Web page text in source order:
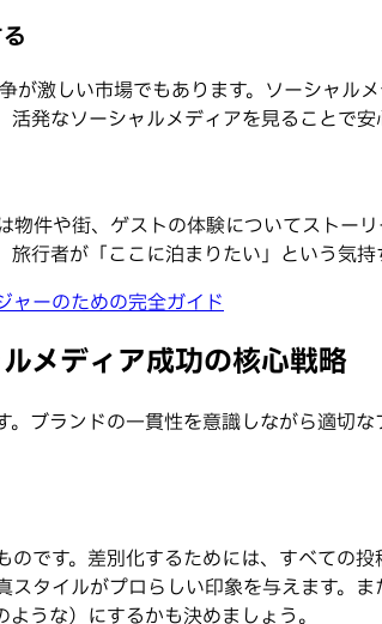
激しい市場でもあります。ソーシャル
発なソーシャルメディアを見ることで安
件や街、ゲストの体験についてストー
行者が「ここに泊まりたい」という気
ャーのための完全ガイド
メディア成功の核心戦略
ブランドの一貫性を意識しながら適切
です。差別化するためには、すべての
タイルがプロらしい印象を与えます。
うな）にするかも決めましょう。